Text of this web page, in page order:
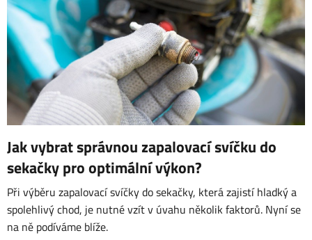
Jak vybrat správnou zapalovací svíčku do
sekačky pro optimální výkon?
Při výběru zapalovací svíčky do sekačky, která zajistí hladký a
spolehlivý chod, je nutné vzít v úvahu několik faktorů. Nyní se
na ně podíváme blíže.